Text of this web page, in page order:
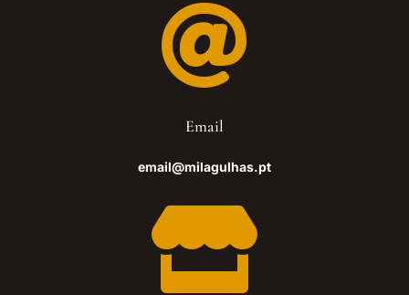

Email
email@milagulhas.pt
